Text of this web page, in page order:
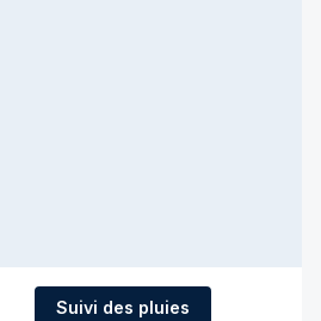
Suivi des pluies